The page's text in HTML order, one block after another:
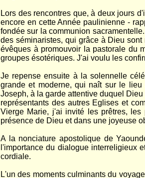
Lors des rencontres que, à deux jours
encore en cette Année paulinienne -
fondée sur la communion
des séminaristes, qui grâce à Dieu
évêques à promouvoir la pastorale du
groupes ésotériques. J'ai voulu les
Je repense ensuite à la solennelle
grande et moderne, qui naît sur le
Joseph, à la garde attentive duquel
représentants des autres Eglises et
Vierge Marie, j'ai invité les prêtres,
présence de Dieu et dans une joyeuse
A la nonciature apostolique de
l'importance du dialogue interreligieux
cordiale.
L'un des moments culminants du